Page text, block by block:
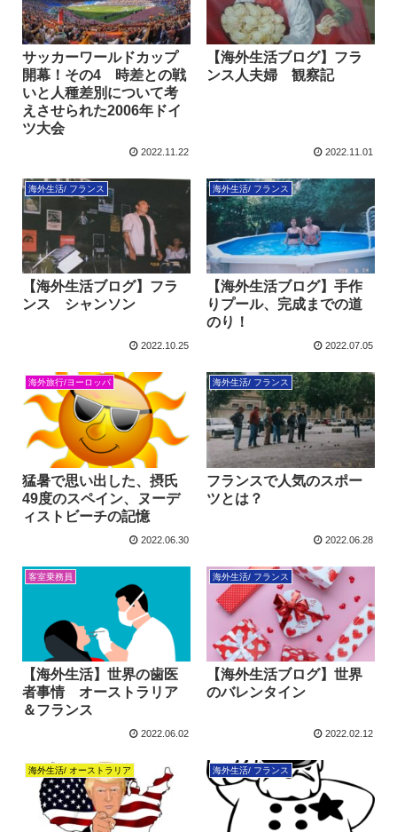
サッカーワールドカップ
開幕！その4 時差との戦
いと人種差別について考
えさせられた2006年ドイ
ツ大会
2022.11.22
【海外生活ブログ】フラ
ンス人夫婦 観察記
2022.11.01
海外生活/ フランス
【海外生活ブログ】フラ
ンス シャンソン
2022.10.25
海外生活/ フランス
【海外生活ブログ】手作
りプール、完成までの道
のり！
2022.07.05
海外旅行/ヨーロッパ
猛暑で思い出した、摂氏
49度のスペイン、ヌーデ
ィストビーチの記憶
2022.06.30
海外生活/ フランス
フランスで人気のスポー
ツとは？
2022.06.28
客室乗務員
【海外生活】世界の歯医
者事情 オーストラリア
＆フランス
2022.06.02
海外生活/ フランス
【海外生活ブログ】世界
のバレンタイン
2022.02.12
海外生活/ オーストラリア 海外生活/ フランス